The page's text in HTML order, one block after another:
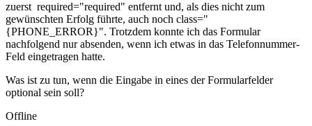
zuerst required="required" entfernt und, als dies nicht zum
gewünschten Erfolg führte, auch noch class="
{PHONE_ERROR}". Trotzdem konnte ich das Formular
nachfolgend nur absenden, wenn ich etwas in das Telefonnummer-
Feld eingetragen hatte.
Was ist zu tun, wenn die Eingabe in eines der Formularfelder
optional sein soll?
Offline